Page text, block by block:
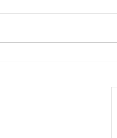
Hûn ne mecbûr in ku